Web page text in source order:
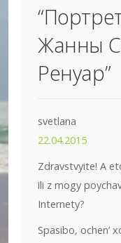
“
Жанны
Ренуар”
svetlana
22.04.2015
Zdravstvyite! A
ili z mogy
Internety?
Spasibo, ochen’